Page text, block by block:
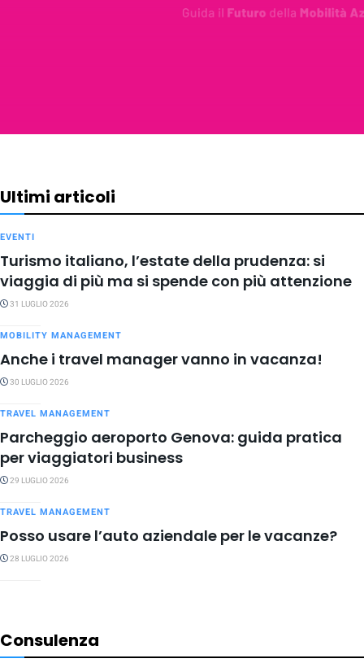
Ultimi articoli
EVENTI
Turismo italiano, l’estate della prudenza: si
viaggia di più ma si spende con più attenzione
31 LUGLIO 2026
MOBILITY MANAGEMENT
Anche i travel manager vanno in vacanza!
30 LUGLIO 2026
TRAVEL MANAGEMENT
Parcheggio aeroporto Genova: guida pratica
per viaggiatori business
29 LUGLIO 2026
TRAVEL MANAGEMENT
Posso usare l’auto aziendale per le vacanze?
28 LUGLIO 2026
Consulenza